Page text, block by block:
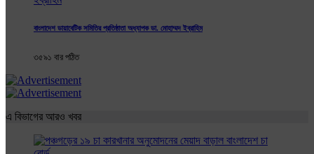
বাংলাদেশ ডায়াবেটিক সমিতির প্রতিষ্ঠাতা অধ্যাপক ডা. মোহাম্মদ ইব্রাহিম
৩৫৯১ বার পঠিত
এ বিভাগের আরও খবর